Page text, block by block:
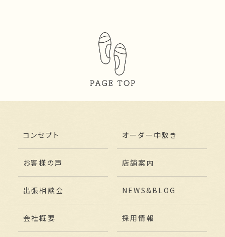
コンセプト オーダー中敷き
お客様の声 店舗案内
出張相談会 NEWS&BLOG
会社概要 採用情報